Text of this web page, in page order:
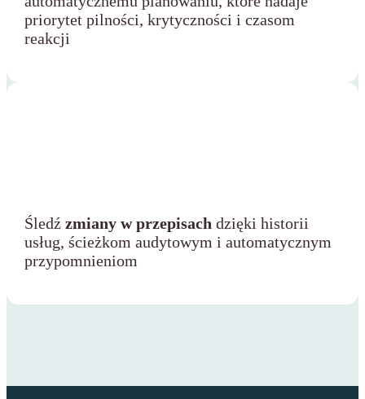
priorytet pilności, krytyczności i czasom
reakcji
Śledź zmiany w przepisach dzięki historii
usług, ścieżkom audytowym i automatycznym
przypomnieniom